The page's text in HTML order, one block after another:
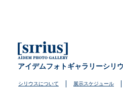
アイデムフォトギャラリーシリ
シリウスについて 展示スケジュール